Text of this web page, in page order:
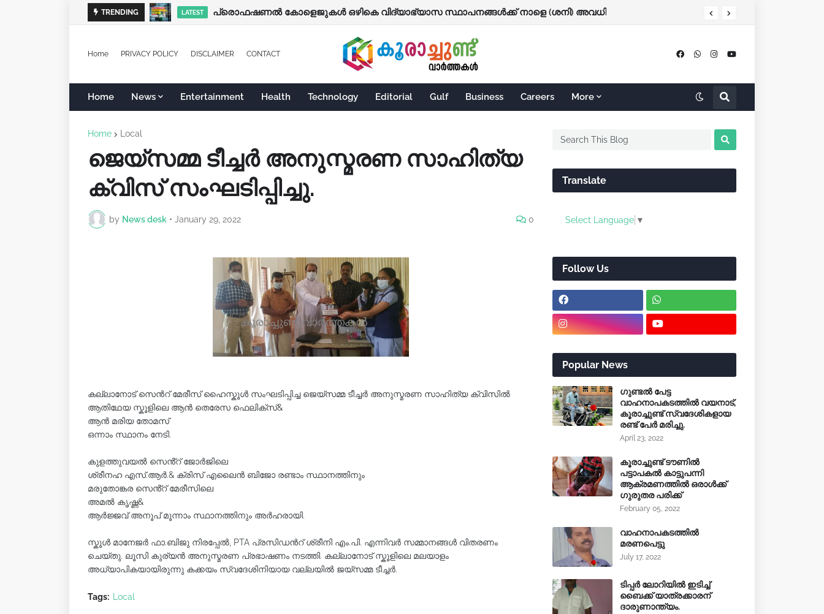
TRENDING LATEST പ്രൊഫഷണൽ കോളെജുകൾ ഒഴികെ വിദ്യാഭ്യാസ സ്ഥാപനങ്ങൾക്ക് നാളെ (ശനി) അവധി
LATEST ഹായ്' അയച്ചാല്‍ മതി... ടിക്കറ്റ് റെഡി!; കെ.എസ്.ആര്‍.ടി.സിയില്‍ എ.ഐ. വാട്സ്ആപ്പ് ടിക്കറ്റിംഗ് ഇന്ന് മുതല്‍
Home PRIVACY POLICY DISCLAIMER CONTACT
Home News Entertainment Health Technology Editorial Gulf Business Careers More
Home Local
ജെയ്സമ്മ ടീച്ചർ അനുസ്മരണ സാഹിത്യ
ക്വിസ് സംഘടിപ്പിച്ചു.
by News desk • January 29, 2022 0
കല്ലാനോട് സെൻറ് മേരീസ് ഹൈസ്കൂൾ സംഘടിപ്പിച്ച ജെയ്സമ്മ ടീച്ചർ അനുസ്മരണ സാഹിത്യ ക്വിസിൽ
ആതിഥേയ സ്കൂളിലെ ആൻ തെരേസ ഫെലിക്സ്&
ആൻ മരിയ തോമസ്
ഒന്നാം സ്ഥാനം നേടി.
കുളത്തുവയൽ സെൻ്റ് ജോർജിലെ
ശ്രീനഹ എസ്.ആർ.& ക്രിസ് എലൈൻ ബിജോ രണ്ടാം സ്ഥാനത്തിനും
മരുതോങ്കര സെൻ്റ് മേരീസിലെ
അമൽ കൃഷ്ണ&
ആർജ്ജവ് അനൂപ് മൂന്നാം സ്ഥാനത്തിനും അർഹരായി.
സ്കൂൾ മാനേജർ ഫാ.ബിജു നിരപ്പേൽ, PTA പ്രസിഡൻറ് ശ്രീനി എം.പി. എന്നിവർ സമ്മാനങ്ങൾ വിതരണം
ചെയ്തു. ലൂസി കുര്യൻ അനുസ്മരണ പ്രഭാഷണം നടത്തി. കല്ലാനോട് സ്കൂളിലെ മലയാളം
അധ്യാപികയായിരുന്നു കക്കയം സ്വദേശിനിയായ വല്ലയിൽ ജയ്സമ്മ ടീച്ചർ.
Tags: Local
Translate
Select Language ▼
Follow Us
Popular News
ഗുണ്ടൽ പേട്ട
വാഹനാപകടത്തിൽ വയനാട്,
കൂരാച്ചുണ്ട് സ്വദേശികളായ
രണ്ട് പേർ മരിച്ചു.
April 23, 2022
കൂരാച്ചുണ്ട് ടൗണിൽ
പട്ടാപകൽ കാട്ടുപന്നി
ആക്രമണത്തിൽ ഒരാൾക്ക്
ഗുരുതര പരിക്ക്
February 05, 2022
വാഹനാപകടത്തിൽ
മരണപെട്ടു
July 17, 2022
ടിപ്പർ ലോറിയിൽ ഇടിച്ച്
ബൈക്ക് യാത്രക്കാരന്
ദാരുണാന്ത്യം.